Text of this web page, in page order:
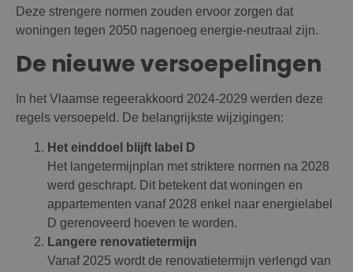
Deze strengere normen zouden ervoor zorgen dat
woningen tegen 2050 nagenoeg energie-neutraal zijn.
De nieuwe versoepelingen
In het Vlaamse regeerakkoord 2024-2029 werden deze
regels versoepeld. De belangrijkste wijzigingen:
Het einddoel blijft label D
Het langetermijnplan met striktere normen na 2028
werd geschrapt. Dit betekent dat woningen en
appartementen vanaf 2028 enkel naar energielabel
D gerenoveerd hoeven te worden.
Langere renovatietermijn
Vanaf 2025 wordt de renovatietermijn verlengd van